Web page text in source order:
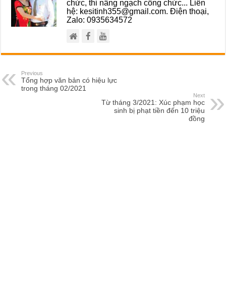
chức, thi nâng ngạch công chức... Liên
hệ: kesitinh355@gmail.com. Điện thoại,
Zalo: 0935634572
Previous
Tổng hợp văn bản có hiệu lực
trong tháng 02/2021
Next
Từ tháng 3/2021: Xúc phạm học
sinh bị phạt tiền đến 10 triệu
đồng